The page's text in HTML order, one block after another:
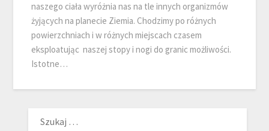
naszego ciała wyróżnia nas na tle innych organizmów
żyjących na planecie Ziemia. Chodzimy po różnych
powierzchniach i w różnych miejscach czasem
eksploatując naszej stopy i nogi do granic możliwości.
Istotne…